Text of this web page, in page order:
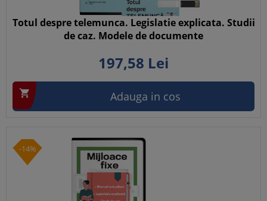
Totul despre telemunca. Legislatie explicata. Studii
de caz. Modele de documente
197,58 Lei
 Adauga in cos
-14%